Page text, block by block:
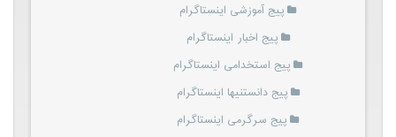
پیج آموزشی اینستاگرام
پیج اخبار اینستاگرام
پیج استخدامی اینستاگرام
پیج دانستنیها اینستاگرام
پیج سرگرمی اینستاگرام